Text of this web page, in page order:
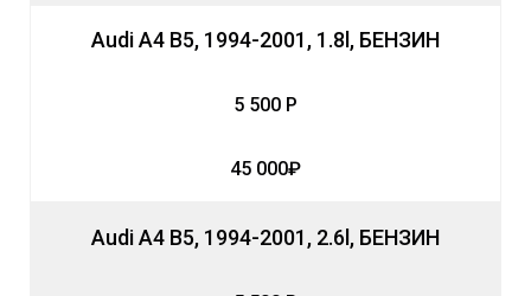
Audi A4 B5, 1994-2001, 1.8l, БЕНЗИН
5 500 Р
45 000₽
Audi A4 B5, 1994-2001, 2.6l, БЕНЗИН